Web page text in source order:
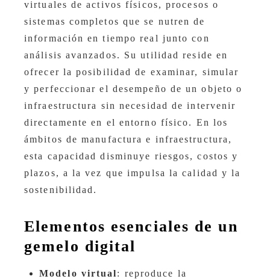
virtuales de activos físicos, procesos o
sistemas completos que se nutren de
información en tiempo real junto con
análisis avanzados. Su utilidad reside en
ofrecer la posibilidad de examinar, simular
y perfeccionar el desempeño de un objeto o
infraestructura sin necesidad de intervenir
directamente en el entorno físico. En los
ámbitos de manufactura e infraestructura,
esta capacidad disminuye riesgos, costos y
plazos, a la vez que impulsa la calidad y la
sostenibilidad.
Elementos esenciales de un
gemelo digital
Modelo virtual: reproduce la